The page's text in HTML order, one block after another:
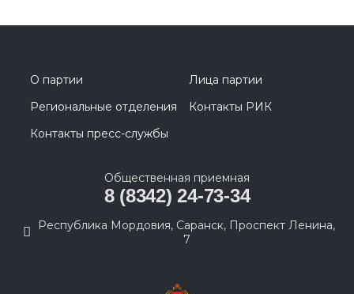
О партии
Лица партии
Региональные отделения
Контакты РИК
Контакты пресс-службы
Общественная приемная
8 (8342) 24-73-34
Республика Мордовия, Саранск, Проспект Ленина,
7